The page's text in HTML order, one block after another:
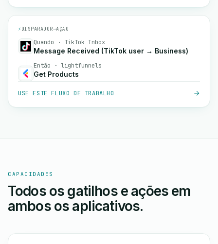
⚡ DISPARADOR→AÇÃO
Quando · TikTok Inbox
Message Received (TikTok user → Business)
Então · lightfunnels
Get Products
USE ESTE FLUXO DE TRABALHO
CAPACIDADES
Todos os gatilhos e ações em
ambos os aplicativos.